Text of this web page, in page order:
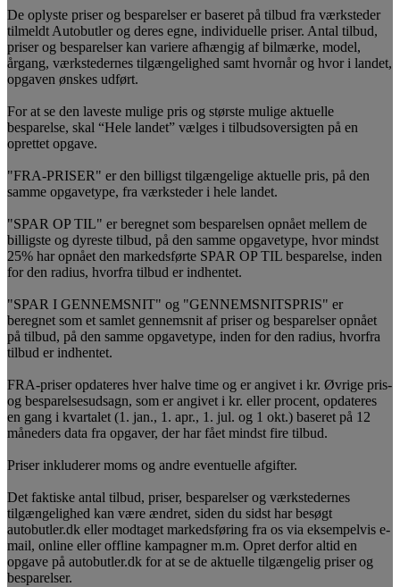
De oplyste priser og besparelser er baseret på tilbud fra værksteder
tilmeldt Autobutler og deres egne, individuelle priser. Antal tilbud,
priser og besparelser kan variere afhængig af bilmærke, model,
årgang, værkstedernes tilgængelighed samt hvornår og hvor i landet,
opgaven ønskes udført.
For at se den laveste mulige pris og største mulige aktuelle
besparelse, skal “Hele landet” vælges i tilbudsoversigten på en
oprettet opgave.
"FRA-PRISER" er den billigst tilgængelige aktuelle pris, på den
samme opgavetype, fra værksteder i hele landet.
"SPAR OP TIL" er beregnet som besparelsen opnået mellem de
billigste og dyreste tilbud, på den samme opgavetype, hvor mindst
25% har opnået den markedsførte SPAR OP TIL besparelse, inden
for den radius, hvorfra tilbud er indhentet.
"SPAR I GENNEMSNIT" og "GENNEMSNITSPRIS" er
beregnet som et samlet gennemsnit af priser og besparelser opnået
på tilbud, på den samme opgavetype, inden for den radius, hvorfra
tilbud er indhentet.
FRA-priser opdateres hver halve time og er angivet i kr. Øvrige pris-
og besparelsesudsagn, som er angivet i kr. eller procent, opdateres
en gang i kvartalet (1. jan., 1. apr., 1. jul. og 1 okt.) baseret på 12
måneders data fra opgaver, der har fået mindst fire tilbud.
Priser inkluderer moms og andre eventuelle afgifter.
Det faktiske antal tilbud, priser, besparelser og værkstedernes
tilgængelighed kan være ændret, siden du sidst har besøgt
autobutler.dk eller modtaget markedsføring fra os via eksempelvis e-
mail, online eller offline kampagner m.m. Opret derfor altid en
opgave på autobutler.dk for at se de aktuelle tilgængelig priser og
besparelser.